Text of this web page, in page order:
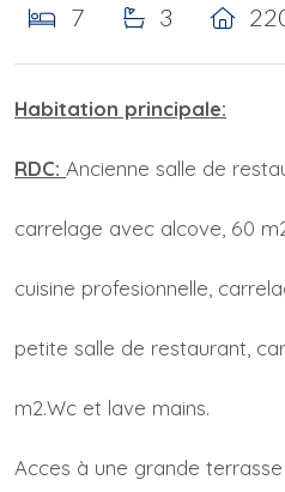
7 3
Habitation principale:
RDC: Ancienne salle de
carrelage avec alcove, 60
cuisine profesionnelle,
petite salle de restaurant,
m2.Wc et lave mains.
Acces à une grande